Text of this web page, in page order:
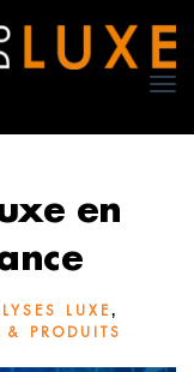
en
LUXE,
& PRODUITS